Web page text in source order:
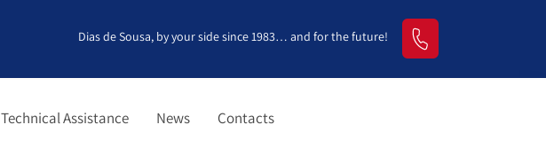
Dias de Sousa, by your side since 1983… and for the future!
Technical Assistance News Contacts